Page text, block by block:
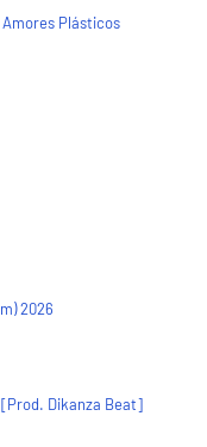
Plásticos
2026
Dikanza Beat]